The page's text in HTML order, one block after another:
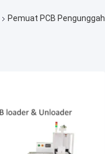
Pemuat PCB Pengunggah